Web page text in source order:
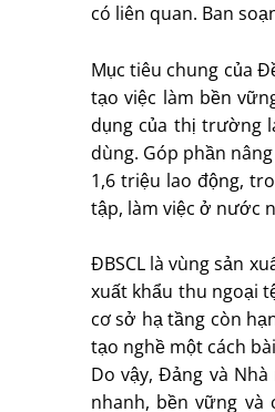
có liên quan. Ban
Mục tiêu chung của
tạo việc làm bền
dụng của thị trường
dùng. Góp phần
1,6 triệu lao động,
tập, làm việc ở nước
ÐBSCL là vùng sản
xuất khẩu thu ngoại
cơ sở hạ tầng còn
tạo nghề một cách
Do vậy, Ðảng và
nhanh, bền vững và